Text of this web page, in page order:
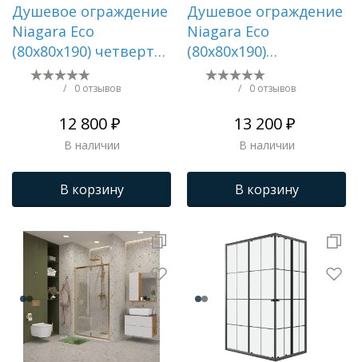
Душевое ограждение
Niagara Eco
(80х80х190) четверть
круга,раздвижное,черный,стекло
мозаика,1 место NG-
/ 0 отзывов
12 800 ₽
В наличии
В корзину
Душевое ограждение
Niagara Eco
(80х80х190)
матовое,1 место NG-
/ 0 отзывов
13 200 ₽
В наличии
В корзину